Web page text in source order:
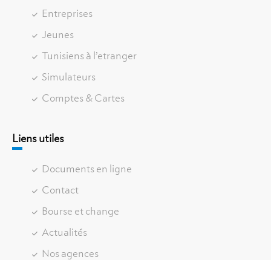
Entreprises
Jeunes
Tunisiens à l’etranger
Simulateurs
Comptes & Cartes
Liens utiles
Documents en ligne
Contact
Bourse et change
Actualités
Nos agences